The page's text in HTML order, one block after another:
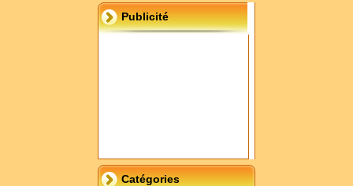
Publicité
Catégories